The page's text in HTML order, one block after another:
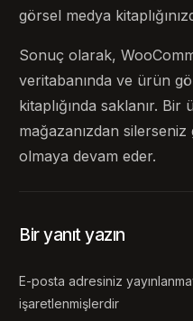
görsel medya
Sonuç olarak,
veritabanında ve ürün
kitaplığında saklanır.
mağazanızdan silerseniz
olmaya devam eder.
Bir yanıt yazın
E-posta adresiniz
işaretlenmişlerdir